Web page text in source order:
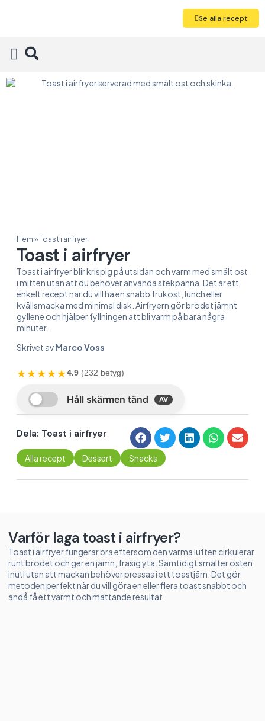
Se alla recept
Hem »Toast i airfryer
Toast i airfryer
Toast i airfryer blir krispig på utsidan och varm med smält ost
i mitten utan att du behöver använda stekpanna. Det är ett
enkelt recept när du vill ha en snabb frukost, lunch eller
kvällsmacka med minimal disk. Airfryern gör brödet jämnt
gyllene och hjälper fyllningen att bli varm på bara några
minuter.
Skrivet avMarco Voss
★★★★★4.9 (232 betyg)
Dela: Toast i airfryer
Alla recept Dessert Snacks
Varför laga toast i airfryer?
Toast i airfryer fungerar bra eftersom den varma luften cirkulerar
runt brödet och ger en jämn, frasig yta. Samtidigt smälter osten
inuti utan att mackan behöver pressas i ett toastjärn. Det gör
metoden perfekt när du vill göra en eller flera toast snabbt och
ändå få ett varmt och mättande resultat.